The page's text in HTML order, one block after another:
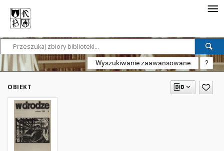
Wyszukiwanie zaawansowane ?
OBIEKT